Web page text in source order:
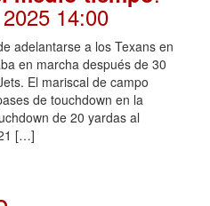
14:00
adelantarse a los Texans en
en marcha después de 30
El mariscal de campo
de touchdown en la
de 20 yardas al
[…]